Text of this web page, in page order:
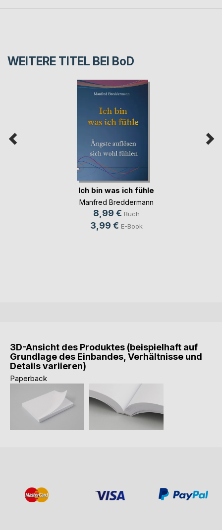
WEITERE TITEL BEI BoD
Ich bin was ich fühle
Manfred Breddermann
8,99 € Buch
3,99 € E-Book
3D-Ansicht des Produktes (beispielhaft auf
Grundlage des Einbandes, Verhältnisse und
Details variieren)
Paperback